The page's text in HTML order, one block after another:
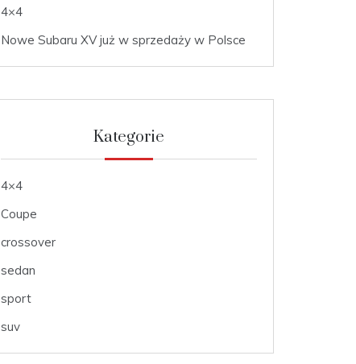
4×4
Nowe Subaru XV już w sprzedaży w Polsce
Kategorie
4×4
Coupe
crossover
sedan
sport
suv